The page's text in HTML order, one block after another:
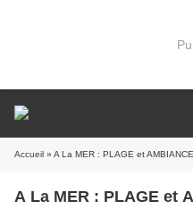
Accueil » A La MER : PLAGE et
A La MER : PLAGE et